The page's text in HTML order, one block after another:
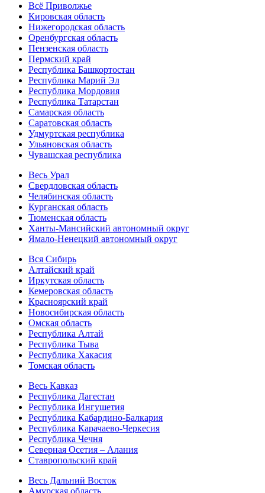
Всё Приволжье
Кировская область
Нижегородская область
Оренбургская область
Пензенская область
Пермский край
Республика Башкортостан
Республика Марий Эл
Республика Мордовия
Республика Татарстан
Самарская область
Саратовская область
Удмуртская республика
Ульяновская область
Чувашская республика
Весь Урал
Свердловская область
Челябинская область
Курганская область
Тюменская область
Ханты-Мансийский автономный округ
Ямало-Ненецкий автономный округ
Вся Сибирь
Алтайский край
Иркутская область
Кемеровская область
Красноярский край
Новосибирская область
Омская область
Республика Алтай
Республика Тыва
Республика Хакасия
Томская область
Весь Кавказ
Республика Дагестан
Республика Ингушетия
Республика Кабардино-Балкария
Республика Карачаево-Черкесия
Республика Чечня
Северная Осетия – Алания
Ставропольский край
Весь Дальний Восток
Амурская область